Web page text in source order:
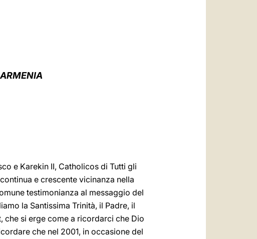
e Karekin II, Catholicos di Tutti gli
e crescente vicinanza nella
testimonianza al messaggio del
la Santissima Trinità, il Padre, il
che si erge come a ricordarci che Dio
che nel 2001, in occasione del